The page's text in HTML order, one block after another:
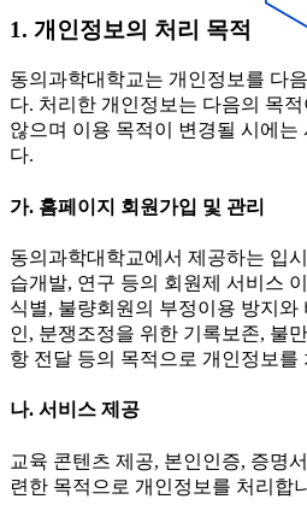
1. 개인정보의 처리 목적
동의과학대학교는 개인정보를 다
다. 처리한 개인정보는 다음의 목
않으며 이용 목적이 변경될 시에는
다.
가. 홈페이지 회원가입 및 관리
동의과학대학교에서 제공하는 입
습개발, 연구 등의 회원제 서비스
식별, 불량회원의 부정이용 방지와
인, 분쟁조정을 위한 기록보존, 불
항 전달 등의 목적으로 개인정보를
나. 서비스 제공
교육 콘텐츠 제공, 본인인증, 증명
련한 목적으로 개인정보를 처리합